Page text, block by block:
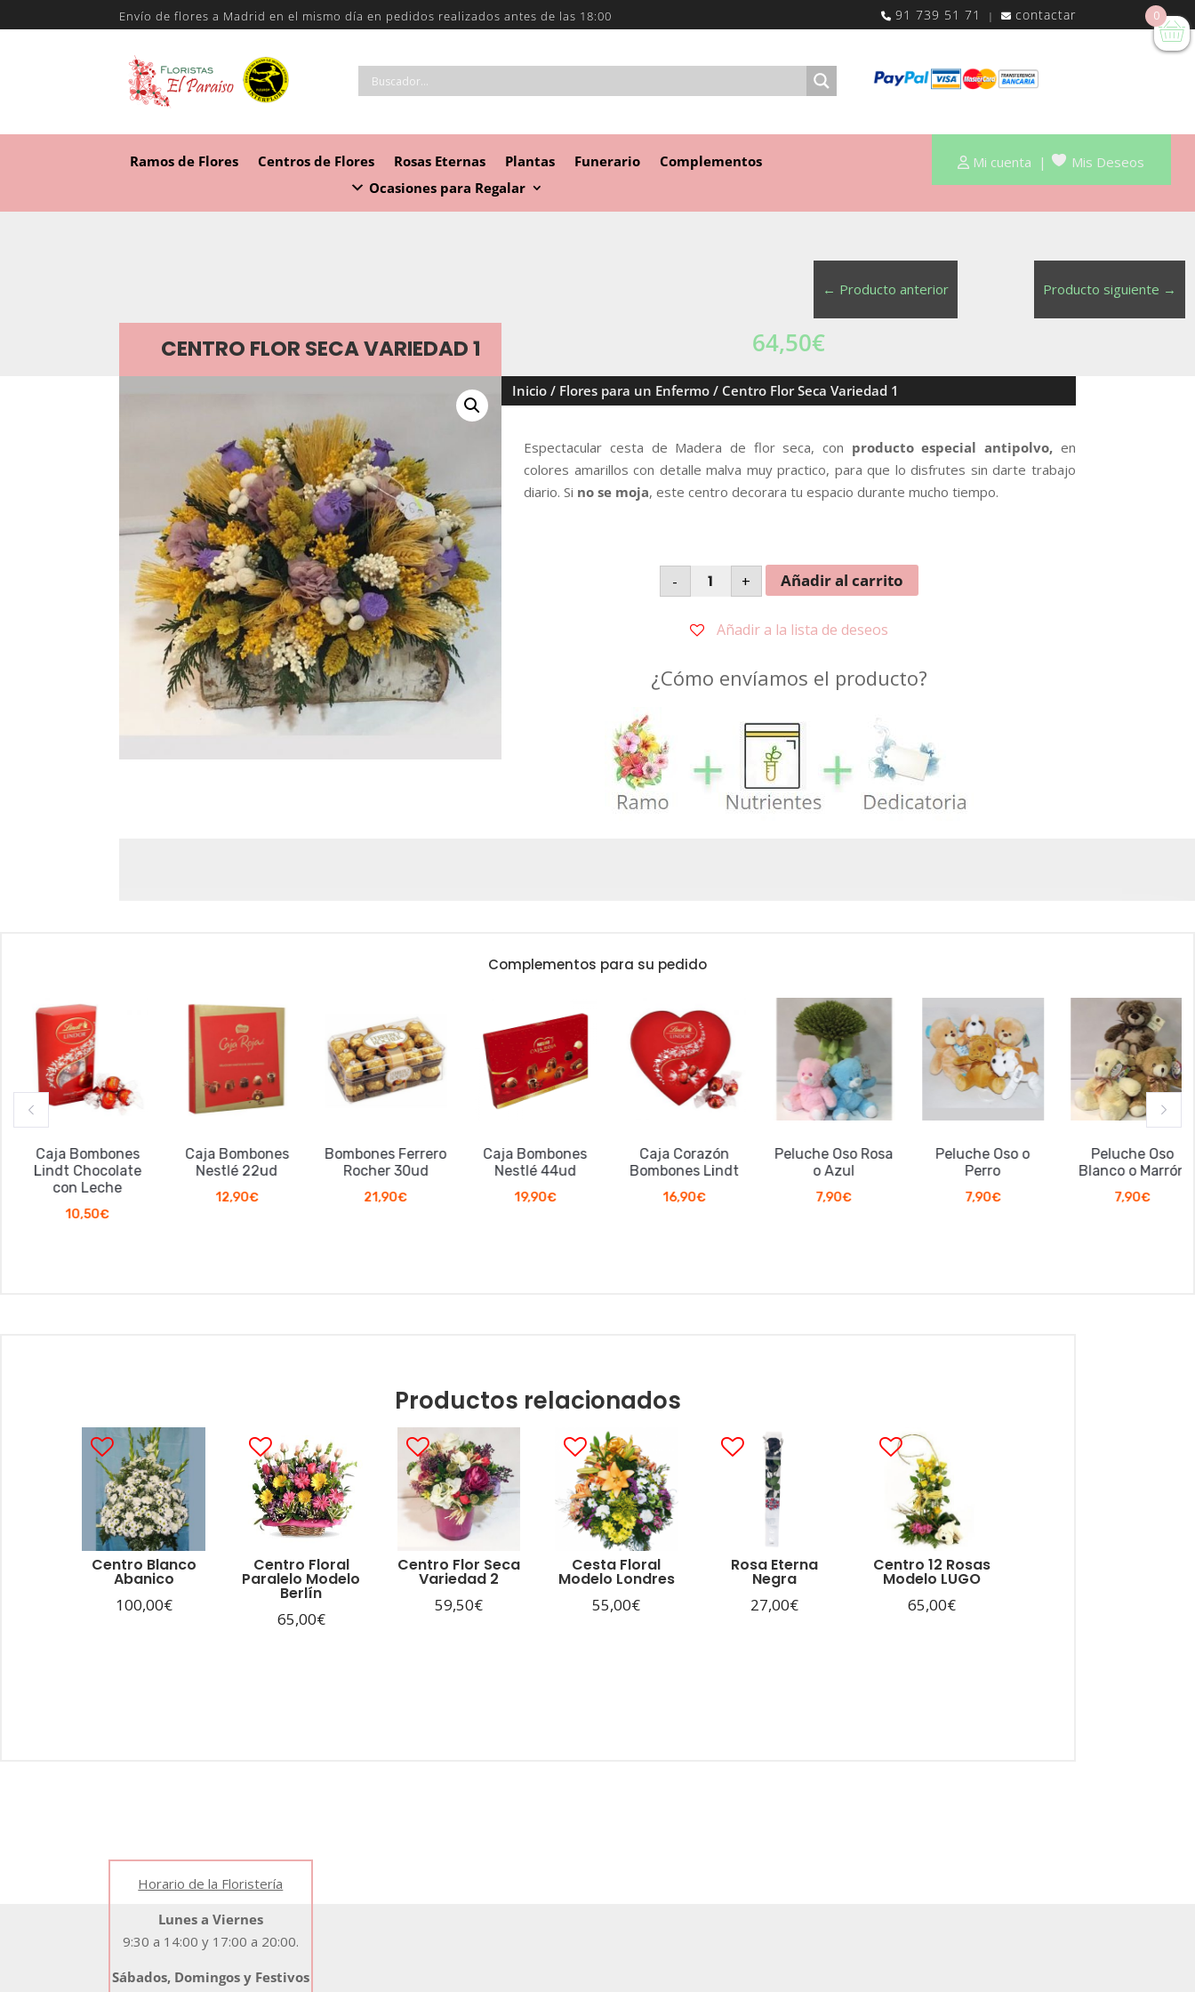
Envío de flores a Madrid en el mismo día en pedidos realizados antes de las 18:00 91 739 51 71 | contactar
Ramos de Flores Centros de Flores Rosas Eternas Plantas Funerario
Complementos
Ocasiones para Regalar
Mi cuenta | Mis Deseos
← Producto anterior Producto siguiente →
CENTRO FLOR SECA VARIEDAD 1 64,50€
Inicio / Flores para un Enfermo / Centro Flor Seca Variedad 1
Espectacular cesta de Madera de flor seca, con producto especial antipolvo,en
colores amarillos con detalle malva muy practico, para que lo disfrutes sin darte trabajo
diario. Si no se moja, este centro decorara tu espacio durante mucho tiempo.
-
Centro
Flor
Seca
1
cantidad
+ Añadir al carrito
Añadir a la lista de deseos
¿Cómo envíamos el producto?
Complementos para su pedido
Caja Bombones
Lindt Chocolate
con Leche
10,50€
Caja Bombones
Nestlé 22ud
12,90€
Bombones Ferrero
Rocher 30ud
21,90€
Caja Bombones
Nestlé 44ud
19,90€
Caja Corazón
Bombones Lindt
16,90€
Peluche Oso Rosa
o Azul
7,90€
Peluche Oso o
Perro
7,90€
Peluche Oso
Blanco o Marrón
7,90€
Productos relacionados
Centro Blanco
Abanico
100,00€
Centro Floral
Paralelo Modelo
Berlín
65,00€
Centro Flor Seca
Variedad 2
59,50€
Cesta Floral
Modelo Londres
55,00€
Rosa Eterna
Negra
27,00€
Centro 12 Rosas
Modelo LUGO
65,00€
Horario de la Floristería
Lunes a Viernes
9:30 a 14:00 y 17:00 a 20:00.
Sábados, Domingos y Festivos
0